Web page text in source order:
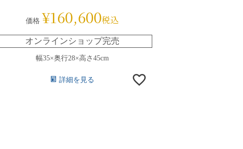
価格 ¥160,600税込
オンラインショップ完売
幅35×奥行28×高さ45cm
詳細を見る